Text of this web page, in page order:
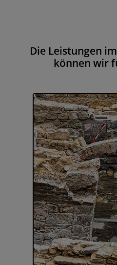
Die Leistungen
können wir